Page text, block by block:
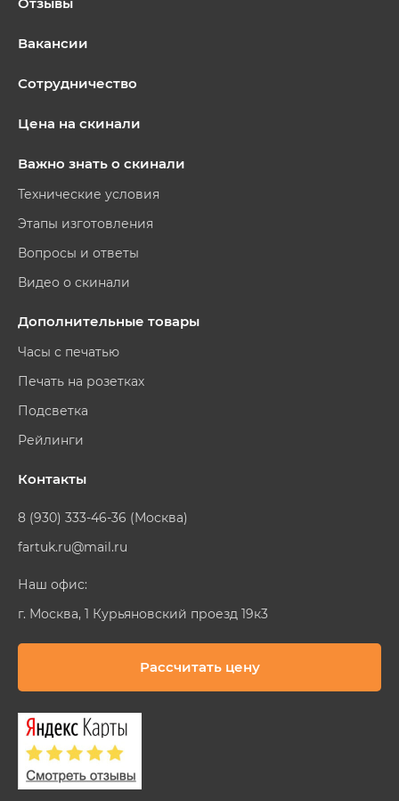
Вакансии
Сотрудничество
Цена на скинали
Важно знать о скинали
Технические условия
Этапы изготовления
Вопросы и ответы
Видео о скинали
Дополнительные товары
Часы с печатью
Печать на розетках
Подсветка
Рейлинги
Контакты
8 (930) 333-46-36 (Москва)
fartuk.ru@mail.ru
Наш офис:
г. Москва, 1 Курьяновский проезд 19к3
Рассчитать цену